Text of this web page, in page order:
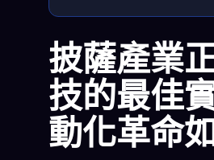
披薩產業
技的最佳
動化革命